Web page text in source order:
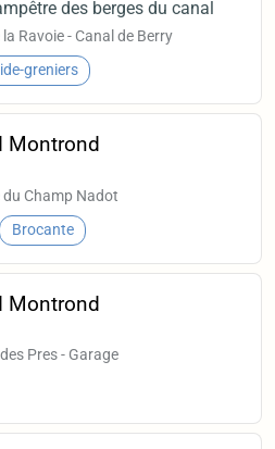
des berges du canal
Ravoie - Canal de Berry
greniers
Montrond
du Champ Nadot
Brocante
Montrond
Pres - Garage